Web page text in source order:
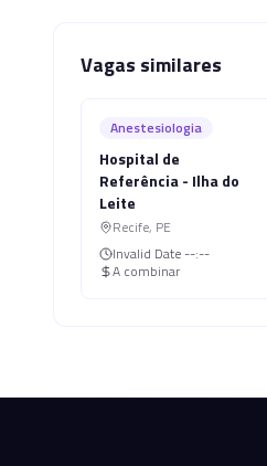
Vagas similares
Anestesiologia
Hospital de
Referência - Ilha do
Leite
Recife, PE
Invalid Date --:--
A combinar